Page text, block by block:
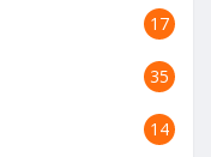
17
35
14